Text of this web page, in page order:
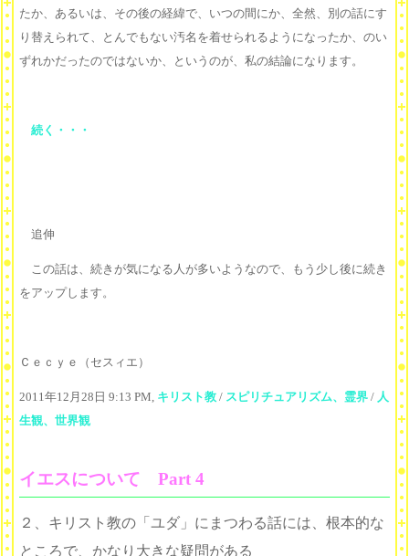
たか、あるいは、その後の経緯で、いつの間にか、全然、別の話にす
り替えられて、とんでもない汚名を着せられるようになったか、のい
ずれかだったのではないか、というのが、私の結論になります。
続く・・・
追伸
この話は、続きが気になる人が多いようなので、もう少し後に続き
をアップします。
Ｃｅｃｙｅ（セスィエ）
2011年12月28日 9:13 PM, キリスト教 / スピリチュアリズム、霊界 / 人
生観、世界観
イエスについて Part 4
２、キリスト教の「ユダ」にまつわる話には、根本的な
ところで、かなり大きな疑問がある